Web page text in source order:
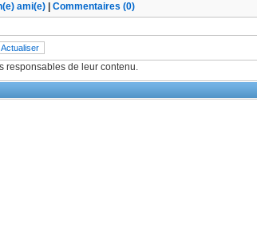
ami(e) Commentaires (0)
responsables de leur contenu.